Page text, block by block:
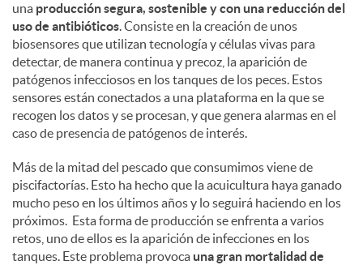
una producción segura, sostenible y con una reducción del
uso de antibióticos. Consiste en la creación de unos
biosensores que utilizan tecnología y células vivas para
detectar, de manera continua y precoz, la aparición de
patógenos infecciosos en los tanques de los peces. Estos
sensores están conectados a una plataforma en la que se
recogen los datos y se procesan, y que genera alarmas en el
caso de presencia de patógenos de interés.
Más de la mitad del pescado que consumimos viene de
piscifactorías. Esto ha hecho que la acuicultura haya ganado
mucho peso en los últimos años y lo seguirá haciendo en los
próximos. Esta forma de producción se enfrenta a varios
retos, uno de ellos es la aparición de infecciones en los
tanques. Este problema provoca una gran mortalidad de